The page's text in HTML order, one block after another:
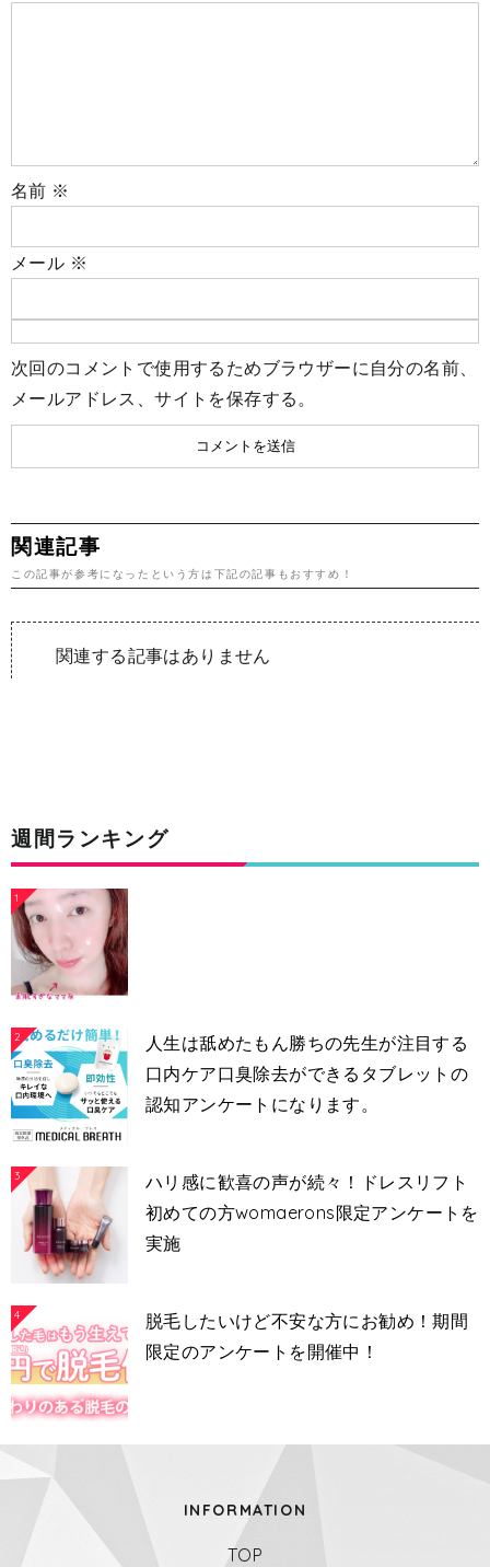
名前 ※
メール ※
次回のコメントで使用するためブラウザーに自分の名前、
メールアドレス、サイトを保存する。
関連記事
この記事が参考になったという方は下記の記事もおすすめ！
関連する記事はありません
週間ランキング
1
2
人生は舐めたもん勝ちの先生が注目する
口内ケア口臭除去ができるタブレットの
認知アンケートになります。
3
ハリ感に歓喜の声が続々！ドレスリフト
初めての方womaerons限定アンケートを
実施
4
脱毛したいけど不安な方にお勧め！期間
限定のアンケートを開催中！
INFORMATION
TOP